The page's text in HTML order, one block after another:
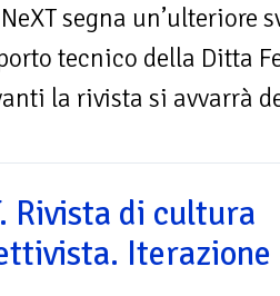
segna
tecnico della Ditta
la rivista si avvarrà
Rivista di cultura
Iterazione